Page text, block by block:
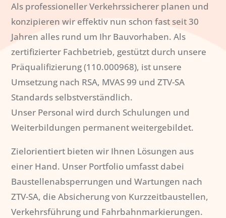
Als professioneller Verkehrssicherer planen und
konzipieren wir effektiv nun schon fast seit 30
Jahren alles rund um Ihr Bauvorhaben. Als
zertifizierter Fachbetrieb, gestützt durch unsere
Präqualifizierung (110.000968), ist unsere
Umsetzung nach RSA, MVAS 99 und ZTV-SA
Standards selbstverständlich.
Unser Personal wird durch Schulungen und
Weiterbildungen permanent weitergebildet.
Zielorientiert bieten wir Ihnen Lösungen aus
einer Hand. Unser Portfolio umfasst dabei
Baustellenabsperrungen und Wartungen nach
ZTV-SA, die Absicherung von Kurzzeitbaustellen,
Verkehrsführung und Fahrbahnmarkierungen.